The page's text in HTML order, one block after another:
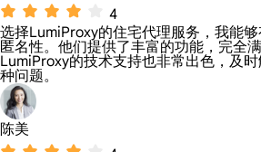
4
选择LumiProxy的住宅代理服务，我能
匿名性。他们提供了丰富的功能，完全
LumiProxy的技术支持也非常出色，及
种问题。
陈美